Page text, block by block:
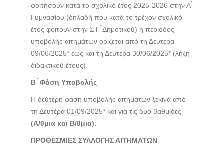
φοιτήσουν κατά το σχολικό έτος 2025-2026 στην Α ́
Γυμνασίου (δηλαδή που κατά το τρέχον σχολικό
έτος φοιτούν στην ΣΤ ́ Δημοτικού) η περίοδος
υποβολής αιτημάτων ορίζεται από τη Δευτέρα
09/06/2025* έως και τη Δευτέρα 30/06/2025* (λήξη
διδακτικού έτους).
Β ́ Φάση Υποβολής
Η δεύτερη φάση υποβολής αιτημάτων ξεκινά από
τη Δευτέρα 01/09/2025* και για τις δύο βαθμίδες
(Α/θμια και Β/θμια).
ΠΡΟΘΕΣΜΙΕΣ ΣΥΛΛΟΓΗΣ ΑΙΤΗΜΑΤΩΝ